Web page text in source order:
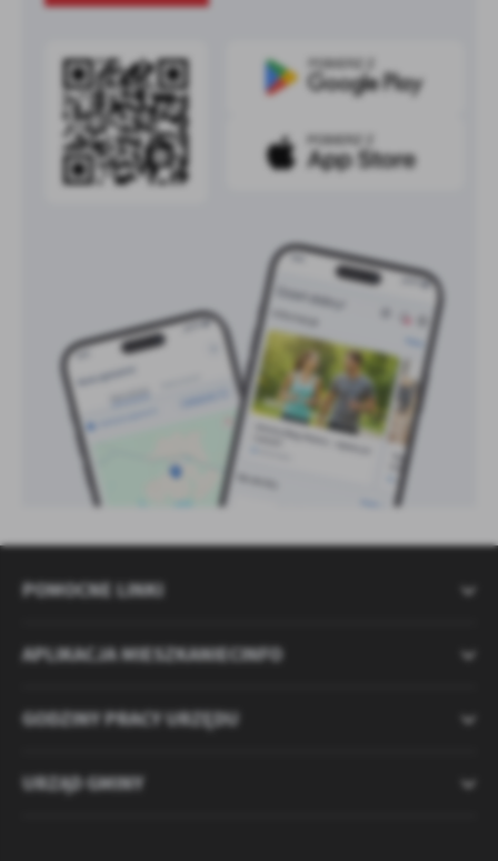
POMOCNE LINKI
APLIKACJA MIESZKANIECINFO
GODZINY PRACY URZĘDU
URZĄD GMINY